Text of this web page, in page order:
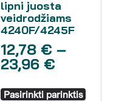
lipni juosta
veidrodžiams
4240F/4245F
12,78 € –
23,96 €
Pasirinkti parinktis